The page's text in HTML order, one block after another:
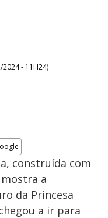
2024 - 11H24)
construída com
a
da Princesa
a ir para